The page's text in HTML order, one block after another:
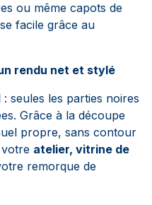
ou même capots de
facile grâce au
rendu net et stylé
seules les parties noires
Grâce à la découpe
propre, sans contour
atelier, vitrine de
remorque de